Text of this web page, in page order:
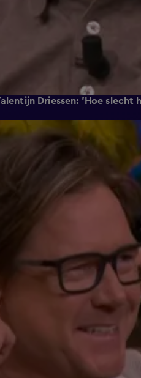
Driessen: 'Hoe